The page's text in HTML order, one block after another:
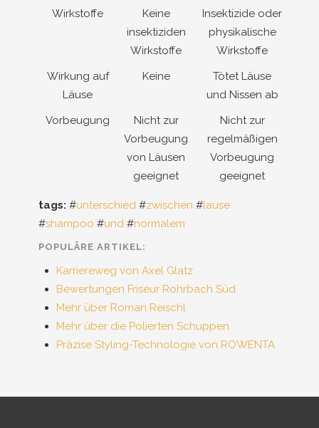
Wirkstoffe
Keine
insektiziden
Wirkstoffe
Insektizide oder
physikalische
Wirkstoffe
Wirkung auf
Läuse
Keine
Tötet Läuse
und Nissen ab
Vorbeugung
Nicht zur
Vorbeugung
von Läusen
geeignet
Nicht zur
regelmäßigen
Vorbeugung
geeignet
tags: #unterschied #zwischen #lause
#shampoo #und #normalem
POPULÄRE ARTIKEL:
Karriereweg von Axel Glatz
Bewertungen Friseur Rohrbach Süd
Mehr über Roman Reischl
Mehr über die Polierten Schuppen
Präzise Styling-Technologie von ROWENTA